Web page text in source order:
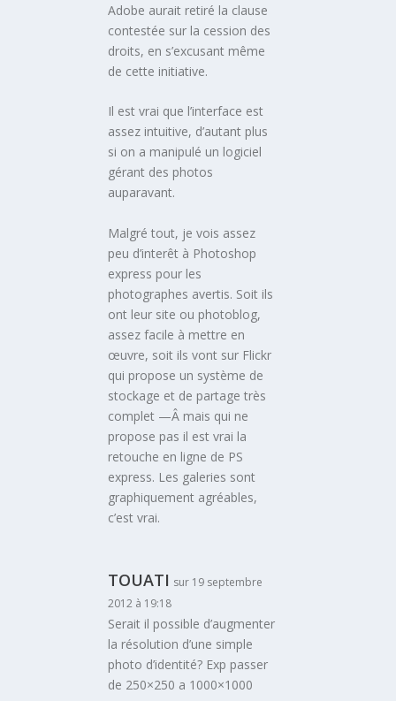
Adobe aurait retiré la clause
contestée sur la cession des
droits, en s’excusant même
de cette initiative.
Il est vrai que l’interface est
assez intuitive, d’autant plus
si on a manipulé un logiciel
gérant des photos
auparavant.
Malgré tout, je vois assez
peu d’interêt à Photoshop
express pour les
photographes avertis. Soit ils
ont leur site ou photoblog,
assez facile à mettre en
œuvre, soit ils vont sur Flickr
qui propose un système de
stockage et de partage très
complet —Â mais qui ne
propose pas il est vrai la
retouche en ligne de PS
express. Les galeries sont
graphiquement agréables,
c’est vrai.
TOUATI sur 19 septembre
2012 à 19:18
Serait il possible d’augmenter
la résolution d’une simple
photo d’identité? Exp passer
de 250×250 a 1000×1000